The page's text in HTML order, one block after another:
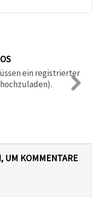
ein registrierter
UM KOMMENTARE